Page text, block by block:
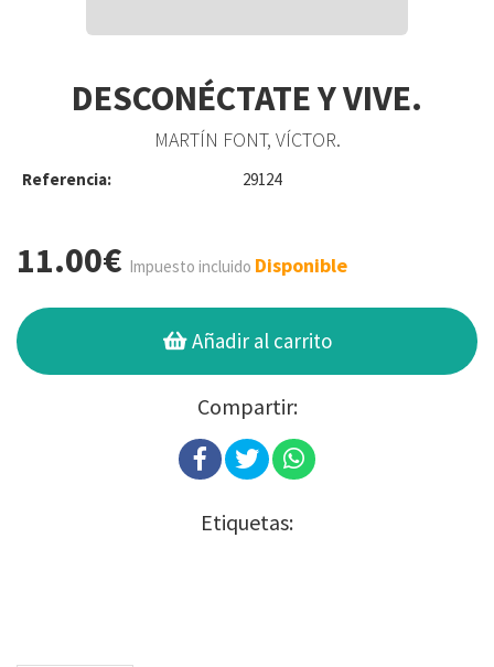
DESCONÉCTATE Y VIVE.
MARTÍN FONT, VÍCTOR.
Referencia: 29124
11.00€ Impuesto incluido Disponible
Añadir al carrito
Compartir:
Etiquetas: